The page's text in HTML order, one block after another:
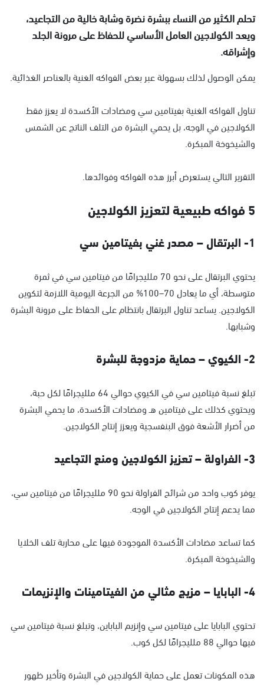
تحلم الكثير من النساء ببشرة نضرة وشابة خالية من التجاعيد،
ويعد الكولاجين العامل الأساسي للحفاظ على مرونة الجلد
وإشراقه.
يمكن الوصول لذلك بسهولة عبر بعض الفواكه الغنية بالعناصر الغذائية.
تناول الفواكه الغنية بفيتامين سي ومضادات الأكسدة لا يعزز فقط
الكولاجين في الوجه، بل يحمي البشرة من التلف الناتج عن الشمس
والشيخوخة المبكرة.
التقرير التالي يستعرض أبرز هذه الفواكه وفوائدها.
5 فواكه طبيعية لتعزيز الكولاجين
1- البرتقال – مصدر غني بفيتامين سي
يحتوي البرتقال على نحو 70 ملليجرامًا من فيتامين سي في ثمرة
متوسطة، أي ما يعادل 70–100% من الجرعة اليومية اللازمة لتكوين
الكولاجين. يساعد تناول البرتقال بانتظام على الحفاظ على مرونة البشرة
وشبابها.
2- الكيوي – حماية مزدوجة للبشرة
تبلغ نسبة فيتامين سي في الكيوي حوالي 64 ملليجرامًا لكل حبة،
ويحتوي كذلك على فيتامين هـ ومضادات الأكسدة، ما يحمي البشرة
من أضرار الأشعة فوق البنفسجية ويعزز إنتاج الكولاجين.
3- الفراولة – تعزيز الكولاجين ومنع التجاعيد
يوفر كوب واحد من شرائح الفراولة نحو 90 ملليجرامًا من فيتامين سي،
مما يدعم إنتاج الكولاجين في الوجه.
كما تساعد مضادات الأكسدة الموجودة فيها على محاربة تلف الخلايا
والشيخوخة المبكرة.
4- البابايا – مزيج مثالي من الفيتامينات والإنزيمات
تحتوي البابايا على فيتامين سي وإنزيم الباباين، وتبلغ نسبة فيتامين سي
فيها حوالي 88 ملليجرامًا لكل كوب.
هذه المكونات تعمل على حماية الكولاجين في البشرة وتأخير ظهور